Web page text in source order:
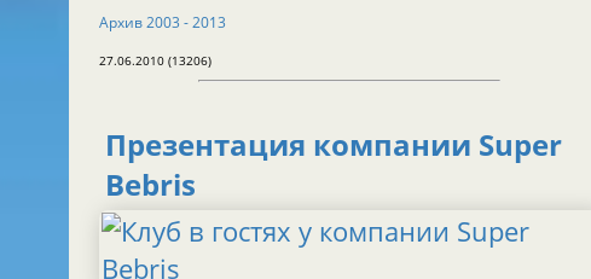
Aрхив 2003 - 2013
27.06.2010 (13206)
Презентация компании Super
Bebris